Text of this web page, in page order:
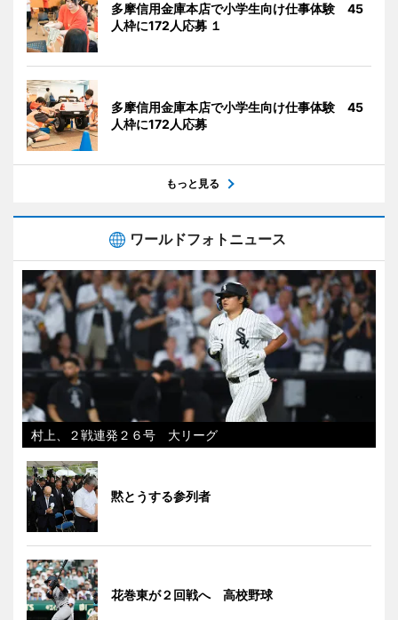
多摩信用金庫本店で小学生向け仕事体験 45
人枠に172人応募 １
多摩信用金庫本店で小学生向け仕事体験 45
人枠に172人応募
もっと見る
ワールドフォトニュース
村上、２戦連発２６号 大リーグ
黙とうする参列者
花巻東が２回戦へ 高校野球